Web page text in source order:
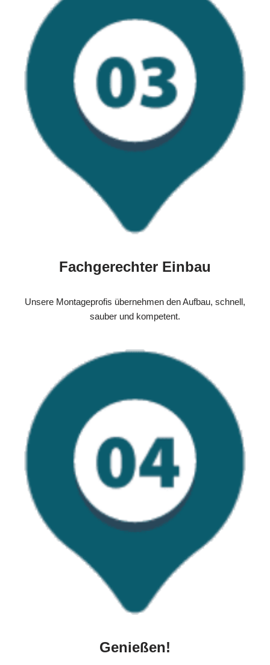
Fachgerechter Einbau
Unsere Montageprofis übernehmen den Aufbau, schnell,
sauber und kompetent.
Genießen!